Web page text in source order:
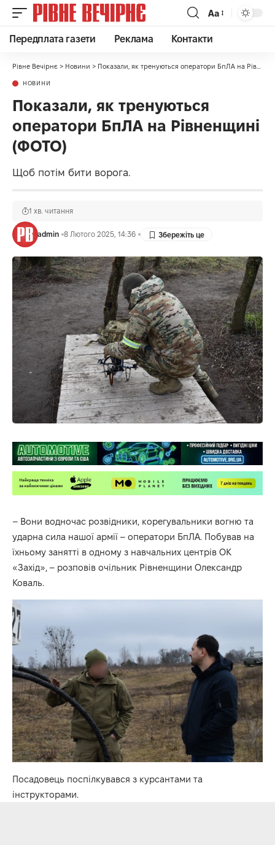
Аа
Передплата газети Реклама Контакти
Рівне Вечірнє > Новини > Показали, як тренуються оператори БпЛА на Рівненщині (ФОТО)
НОВИНИ
Показали, як тренуються
оператори БпЛА на Рівненщині
(ФОТО)
Щоб потім бити ворога.
admin 8 Лютого 2025, 14:36
1 хв. читання
– Вони водночас розвідники, корегувальники вогню та
ударна сила нашої армії – оператори БпЛА. Побував на
їхньому занятті в одному з навчальних центрів ОК
«Захід», – розповів очільник Рівненщини Олександр
Коваль.
Посадовець поспілкувався з курсантами та
інструкторами.